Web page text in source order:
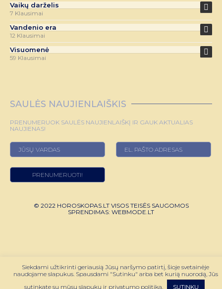
Vaikų darželis
7 Klausimai
Vandenio era
12 Klausimai
Visuomenė
59 Klausimai
SAULĖS NAUJIENLAIŠKIS
PRENUMERUOK SAULĖS NAUJIENLAIŠKĮ IR GAUK AKTUALIAS
NAUJIENAS!
© 2022 HOROSKOPAS.LT VISOS TEISĖS SAUGOMOS
SPRENDIMAS: WEBMODE.LT
Siekdami užtikrinti geriausią Jūsų naršymo patirtį, šioje svetainėje
naudojame slapukus. Spausdami "Sutinku" arba bet kurią nuorodą, Jūs
sutinkate su mūsų slapukų ir privatumo politika.
SUTINKU